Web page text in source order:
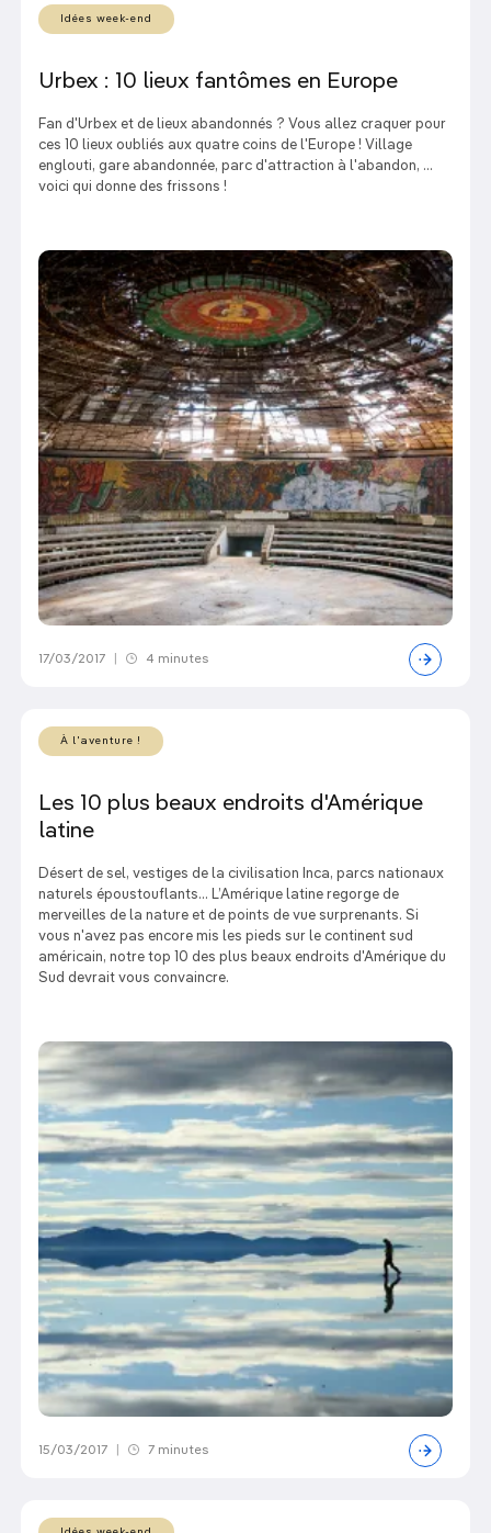
Idées week-end
Urbex : 10 lieux fantômes en Europe
Fan d'Urbex et de lieux abandonnés ? Vous allez craquer pour
ces 10 lieux oubliés aux quatre coins de l'Europe ! Village
englouti, gare abandonnée, parc d'attraction à l'abandon, ...
voici qui donne des frissons !
17/03/2017 4 minutes
À l'aventure !
Les 10 plus beaux endroits d'Amérique
latine
Désert de sel, vestiges de la civilisation Inca, parcs nationaux
naturels époustouflants... L’Amérique latine regorge de
merveilles de la nature et de points de vue surprenants. Si
vous n'avez pas encore mis les pieds sur le continent sud
américain, notre top 10 des plus beaux endroits d'Amérique du
Sud devrait vous convaincre.
15/03/2017 7 minutes